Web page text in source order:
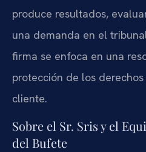
produce resultados,
una demanda en el
firma se enfoca en una
protección de los
cliente.
Sobre el Sr. Sris y el
del Bufete